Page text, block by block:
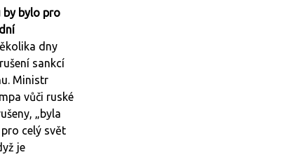
by bylo pro
dny
sankcí
Ministr
vůči ruské
„byla
celý svět
je